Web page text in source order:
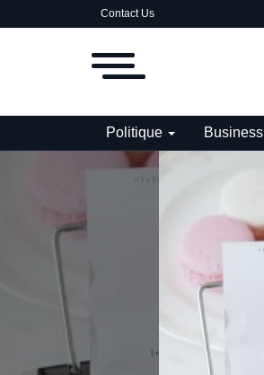
Contact Us
Politique Business